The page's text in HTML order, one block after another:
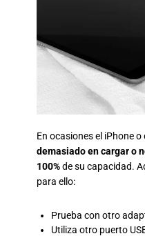
En ocasiones el iPhone o
demasiado en cargar o
100%de su capacidad.
para ello:
Prueba con otro
Utiliza otro puerto